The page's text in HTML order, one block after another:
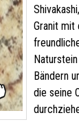
Granit mit
Bändern
die seine